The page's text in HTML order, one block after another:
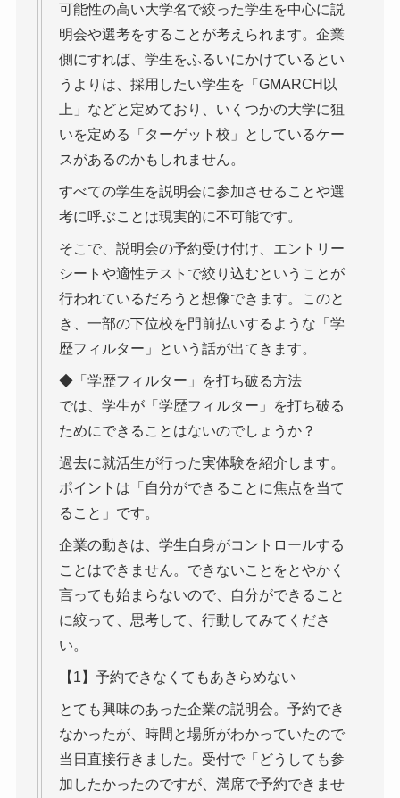
可能性の高い大学名で絞った学生を中心に説
明会や選考をすることが考えられます。企業
側にすれば、学生をふるいにかけているとい
うよりは、採用したい学生を「GMARCH以
上」などと定めており、いくつかの大学に狙
いを定める「ターゲット校」としているケー
スがあるのかもしれません。
すべての学生を説明会に参加させることや選
考に呼ぶことは現実的に不可能です。
そこで、説明会の予約受け付け、エントリー
シートや適性テストで絞り込むということが
行われているだろうと想像できます。このと
き、一部の下位校を門前払いするような「学
歴フィルター」という話が出てきます。
◆「学歴フィルター」を打ち破る方法
では、学生が「学歴フィルター」を打ち破る
ためにできることはないのでしょうか？
過去に就活生が行った実体験を紹介します。
ポイントは「自分ができることに焦点を当て
ること」です。
企業の動きは、学生自身がコントロールする
ことはできません。できないことをとやかく
言っても始まらないので、自分ができること
に絞って、思考して、行動してみてくださ
い。
【1】予約できなくてもあきらめない
とても興味のあった企業の説明会。予約でき
なかったが、時間と場所がわかっていたので
当日直接行きました。受付で「どうしても参
加したかったのですが、満席で予約できませ